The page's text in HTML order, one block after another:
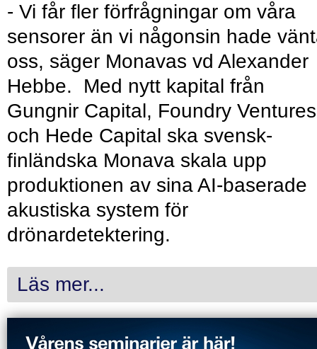
- Vi får fler förfrågningar om våra
sensorer än vi någonsin hade
oss, säger Monavas vd Alexander
Hebbe. Med nytt kapital från
Gungnir Capital, Foundry Ventures
och Hede Capital ska svensk-
finländska Monava skala upp
produktionen av sina AI-baserade
akustiska system för
drönardetektering.
Läs mer...